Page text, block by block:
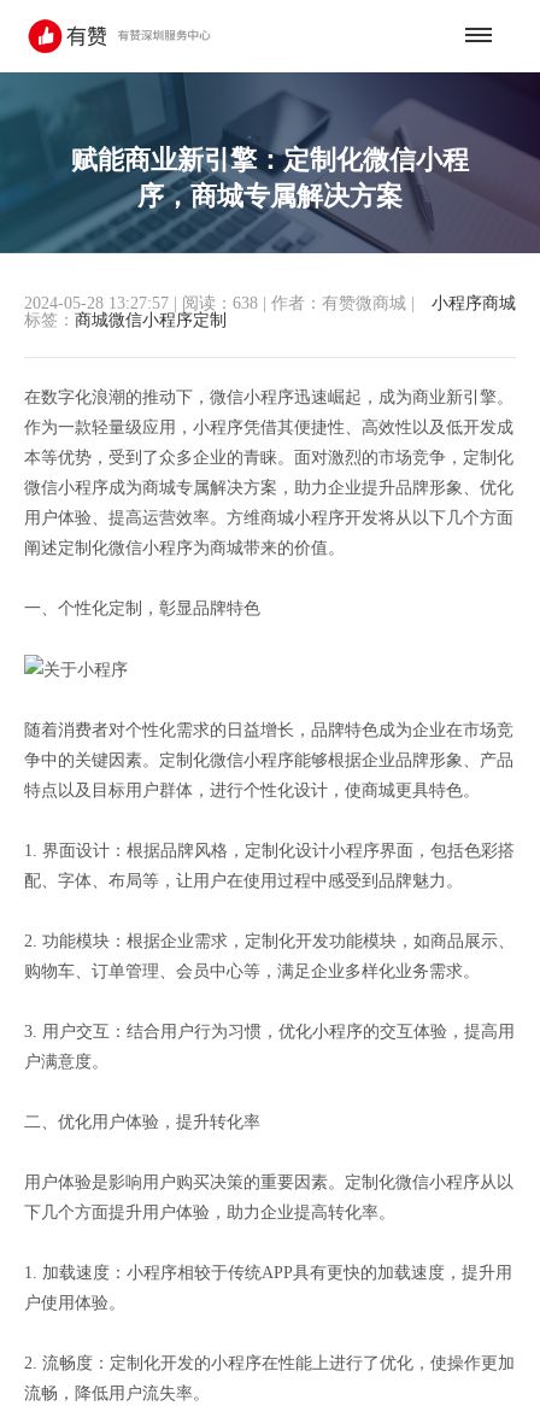
赋能商业新引擎：定制化微信小程
序，商城专属解决方案
小程序商城
2024-05-28 13:27:57 阅读：638 作者：有赞微商城
标签： 商城微信小程序定制
在数字化浪潮的推动下，微信小程序迅速崛起，成为商业新引擎。
作为一款轻量级应用，小程序凭借其便捷性、高效性以及低开发成
本等优势，受到了众多企业的青睐。面对激烈的市场竞争，定制化
微信小程序成为商城专属解决方案，助力企业提升品牌形象、优化
用户体验、提高运营效率。方维商城小程序开发将从以下几个方面
阐述定制化微信小程序为商城带来的价值。
一、个性化定制，彰显品牌特色
随着消费者对个性化需求的日益增长，品牌特色成为企业在市场竞
争中的关键因素。定制化微信小程序能够根据企业品牌形象、产品
特点以及目标用户群体，进行个性化设计，使商城更具特色。
1. 界面设计：根据品牌风格，定制化设计小程序界面，包括色彩搭
配、字体、布局等，让用户在使用过程中感受到品牌魅力。
2. 功能模块：根据企业需求，定制化开发功能模块，如商品展示、
购物车、订单管理、会员中心等，满足企业多样化业务需求。
3. 用户交互：结合用户行为习惯，优化小程序的交互体验，提高用
户满意度。
二、优化用户体验，提升转化率
用户体验是影响用户购买决策的重要因素。定制化微信小程序从以
下几个方面提升用户体验，助力企业提高转化率。
1. 加载速度：小程序相较于传统APP具有更快的加载速度，提升用
户使用体验。
2. 流畅度：定制化开发的小程序在性能上进行了优化，使操作更加
流畅，降低用户流失率。